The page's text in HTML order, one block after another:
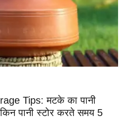
Tips: मटके का पानी
पानी स्टोर करते समय 5